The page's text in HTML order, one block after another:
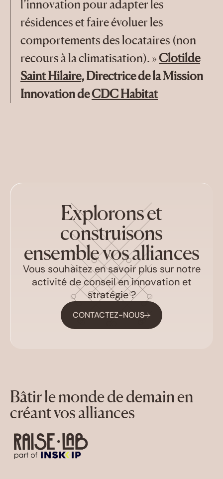
l’innovation pour adapter les
résidences et faire évoluer les
comportements des locataires (non
recours à la climatisation). »Clotilde
Saint Hilaire, Directrice de la Mission
Innovation deCDC Habitat
Explorons et
construisons
ensemble vos alliances
Vous souhaitez en savoir plus sur notre
activité de conseil en innovation et
stratégie ?
CONTACTEZ-NOUS
Bâtir le monde de demain en
créant vos alliances